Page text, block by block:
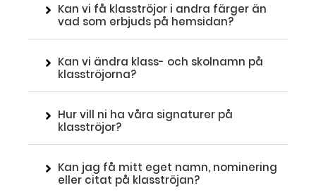
Kan vi få klasströjor i andra färger än
vad som erbjuds på hemsidan?
Kan vi ändra klass- och skolnamn på
klasströjorna?
Hur vill ni ha våra signaturer på
klasströjor?
Kan jag få mitt eget namn, nominering
eller citat på klasströjan?